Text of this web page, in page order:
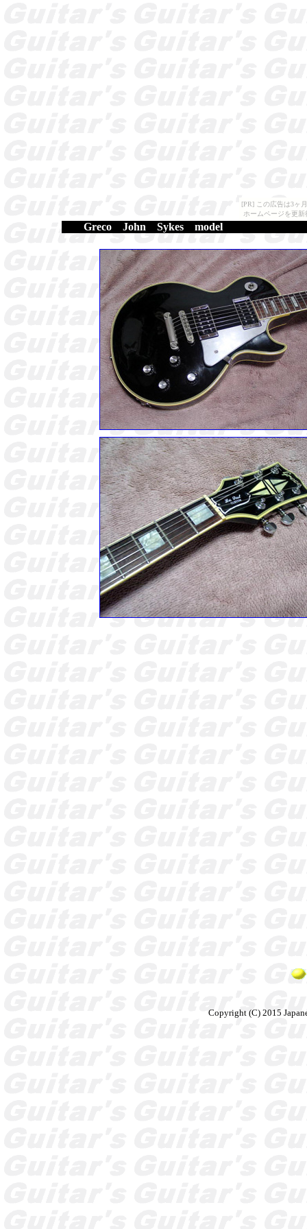
[PR] この広告は3ヶ
ホームページを更
Greco John Sykes model
Copyright (C) 2015